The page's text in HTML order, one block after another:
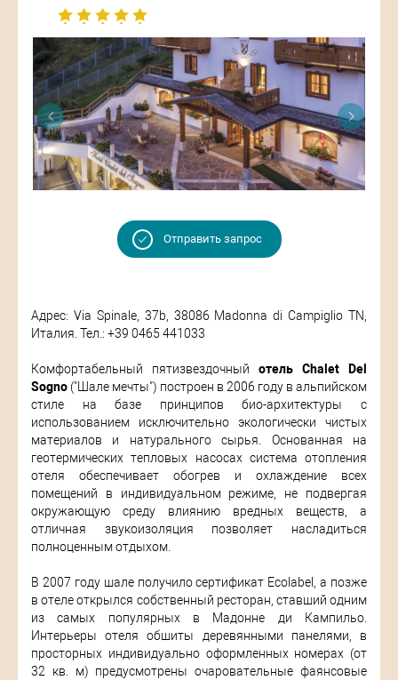
Отправить запрос
Адрес: Via Spinale, 37b, 38086 Madonna di Campiglio TN,
Италия. Тел.: +39 0465 441033
Комфортабельный пятизвездочный отель Chalet Del
Sogno ("Шале мечты") построен в 2006 году в альпийском
стиле на базе принципов био-архитектуры с
использованием исключительно экологически чистых
материалов и натурального сырья. Основанная на
геотермических тепловых насосах система отопления
отеля обеспечивает обогрев и охлаждение всех
помещений в индивидуальном режиме, не подвергая
окружающую среду влиянию вредных веществ, а
отличная звукоизоляция позволяет насладиться
полноценным отдыхом.
В 2007 году шале получило сертификат Ecolabel, а позже
в отеле открылся собственный ресторан, ставший одним
из самых популярных в Мадонне ди Кампильо.
Интерьеры отеля обшиты деревянными панелями, в
просторных индивидуально оформленных номерах (от
32 кв. м) предусмотрены очаровательные фаянсовые